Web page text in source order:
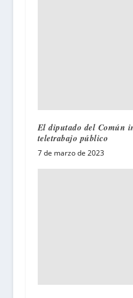
El diputado del Común
teletrabajo público
7 de marzo de 2023